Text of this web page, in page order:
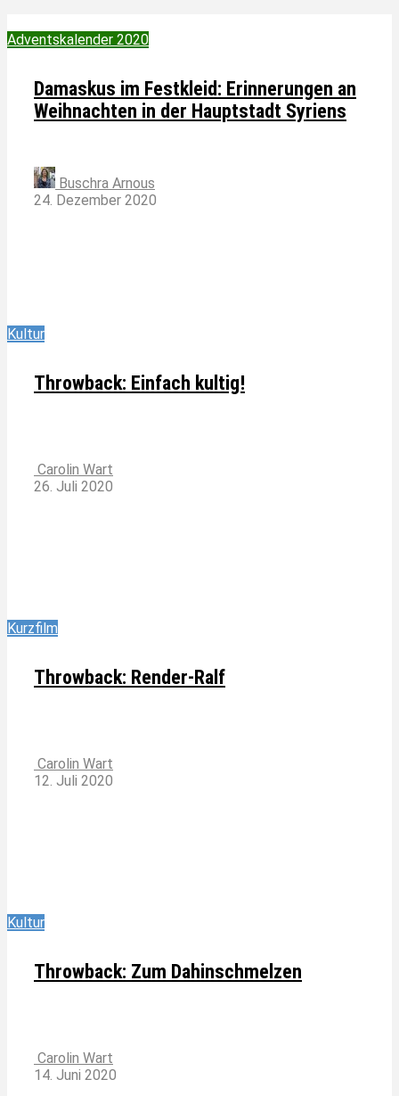
Adventskalender 2020
Damaskus im Festkleid: Erinnerungen an
Weihnachten in der Hauptstadt Syriens
Buschra Arnous
24. Dezember 2020
Kultur
Throwback: Einfach kultig!
Carolin Wart
26. Juli 2020
Kurzfilm
Throwback: Render-Ralf
Carolin Wart
12. Juli 2020
Kultur
Throwback: Zum Dahinschmelzen
Carolin Wart
14. Juni 2020